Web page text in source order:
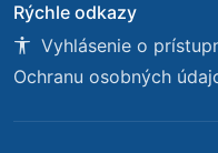
Rýchle odkazy
Vyhlásenie o
Ochranu osobných